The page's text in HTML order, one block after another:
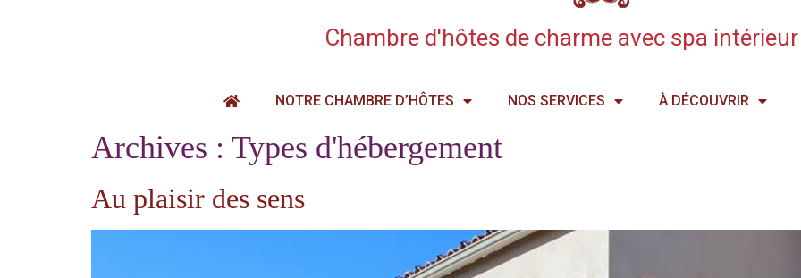
Chambre d'hôtes de charme avec spa
NOTRE CHAMBRE D’HÔTES NOS SERVICES À DÉCOUVRIR
Archives : Types d'hébergement
Au plaisir des sens